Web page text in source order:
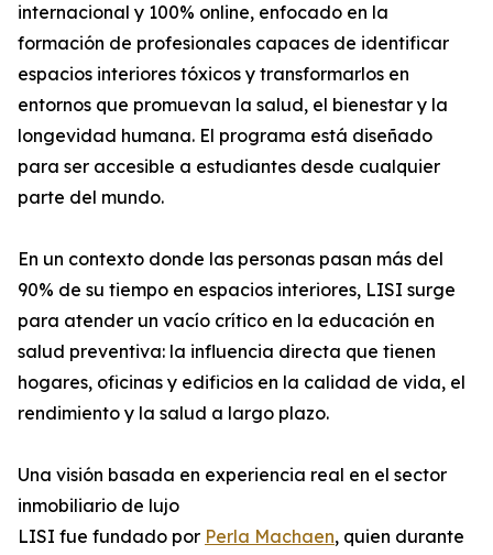
internacional y 100% online, enfocado en la
formación de profesionales capaces de identificar
espacios interiores tóxicos y transformarlos en
entornos que promuevan la salud, el bienestar y la
longevidad humana. El programa está diseñado
para ser accesible a estudiantes desde cualquier
parte del mundo.
En un contexto donde las personas pasan más del
90% de su tiempo en espacios interiores, LISI surge
para atender un vacío crítico en la educación en
salud preventiva: la influencia directa que tienen
hogares, oficinas y edificios en la calidad de vida, el
rendimiento y la salud a largo plazo.
Una visión basada en experiencia real en el sector
inmobiliario de lujo
LISI fue fundado por Perla Machaen, quien durante